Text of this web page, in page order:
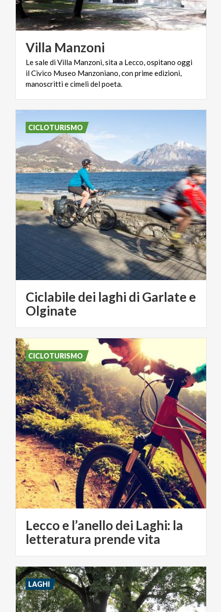
Villa Manzoni
Le sale di Villa Manzoni, sita a Lecco, ospitano oggi
il Civico Museo Manzoniano, con prime edizioni,
manoscritti e cimeli del poeta.
Ciclabile dei laghi di Garlate e
Olginate
CICLOTURISMO
Lecco e l’anello dei Laghi: la
letteratura prende vita
CICLOTURISMO
LAGHI